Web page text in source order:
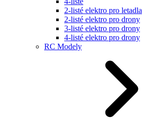
2-listé elektro pro letadla
2-listé elektro pro drony
3-listé elektro pro drony
4-listé elektro pro drony
RC Modely